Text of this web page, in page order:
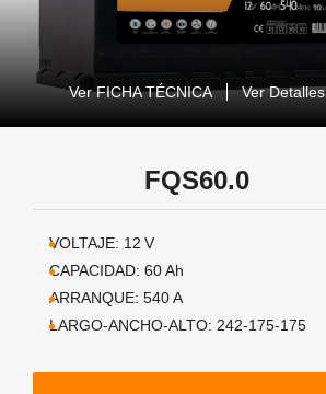
Ver FICHA TÉCNICA Ver Detalles
FQS60.0
VOLTAJE: 12 V
CAPACIDAD: 60Ah
ARRANQUE: 540A
LARGO-ANCHO-ALTO: 242-175-175